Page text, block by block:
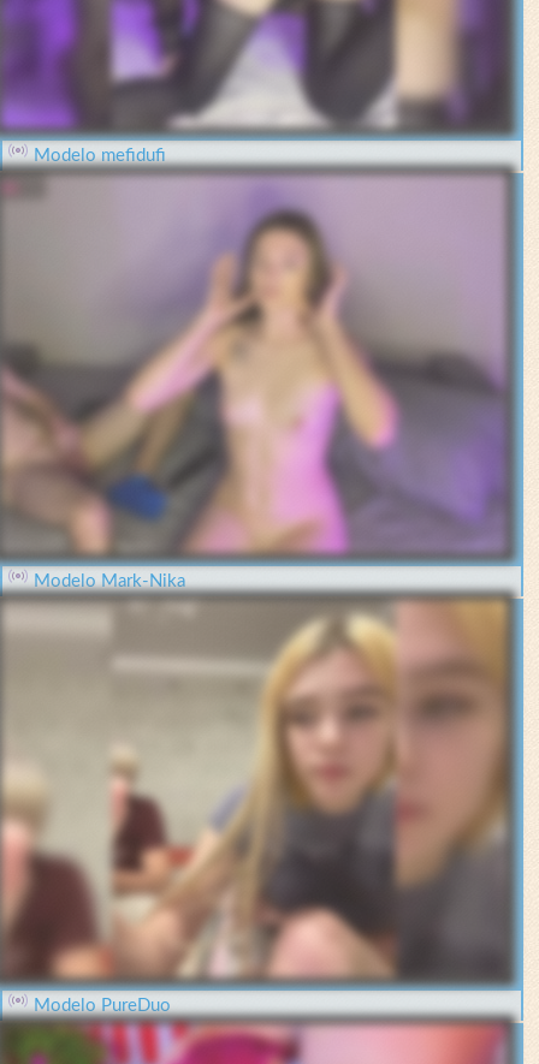
Modelo mefidufi
Modelo Mark-Nika
Modelo PureDuo